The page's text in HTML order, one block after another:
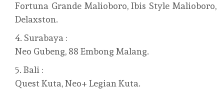
Fortuna Grande Malioboro, Ibis Style Malioboro,
Delaxston.
Surabaya :
Neo Gubeng, 88 Embong Malang.
Bali :
Quest Kuta, Neo+ Legian Kuta.